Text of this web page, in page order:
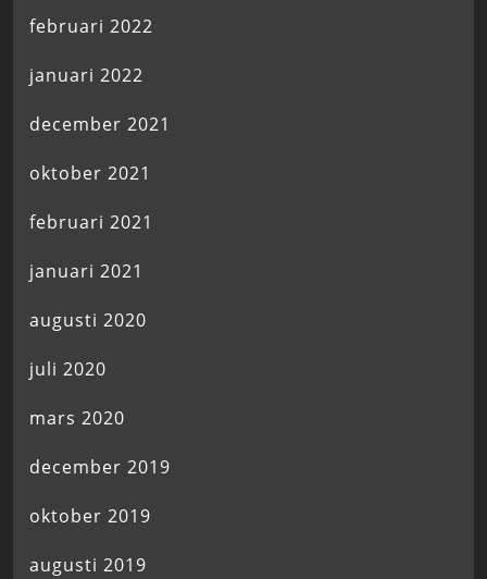
februari 2022
januari 2022
december 2021
oktober 2021
februari 2021
januari 2021
augusti 2020
juli 2020
mars 2020
december 2019
oktober 2019
augusti 2019